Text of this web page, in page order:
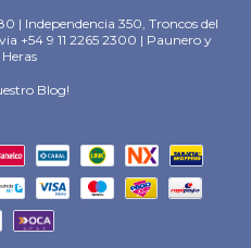
| Independencia 350, Troncos del
+54 9 11 2265 2300 | Paunero y
Heras
Blog!